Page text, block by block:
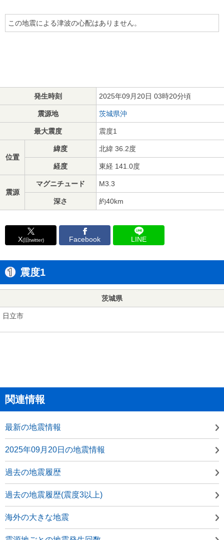
この地震による津波の心配はありません。
発生時刻 2025年09月20日 03時20分頃
震源地 茨城県沖
最大震度 震度1
位置
緯度 北緯 36.2度
経度 東経 141.0度
震源
マグニチュード M3.3
深さ 約40km
X(旧twitter) Facebook LINE
震度1
茨城県
日立市
関連情報
最新の地震情報
2025年09月20日の地震情報
過去の地震履歴
過去の地震履歴(震度3以上)
海外の大きな地震